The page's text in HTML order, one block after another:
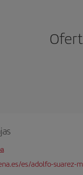
es/adolfo-suarez-